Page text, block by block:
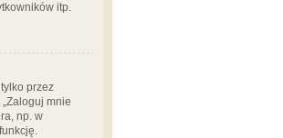
itp.
przez
mnie
np. w